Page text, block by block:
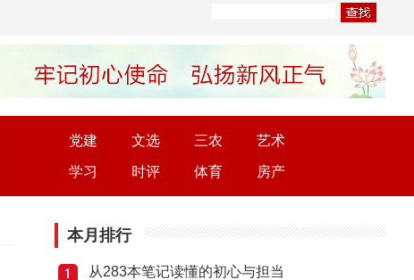
党建 文选 三农 艺术
学习 时评 体育 房产
本月排行
从283本笔记读懂的初心与担当